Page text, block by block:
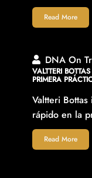
Read More
DNA On
VALTTERI
PRIMERA
Valtteri
rápido en la
Read More